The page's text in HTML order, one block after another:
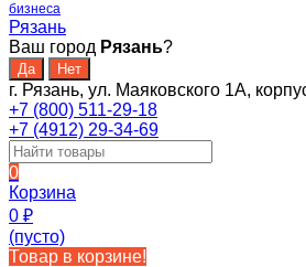
бизнеса
Рязань
Ваш город Рязань?
г. Рязань, ул. Маяковского 1А,
+7 (800) 511-29-18
+7 (4912) 29-34-69
0
Корзина
0 ₽
(пусто)
Товар в корзине!